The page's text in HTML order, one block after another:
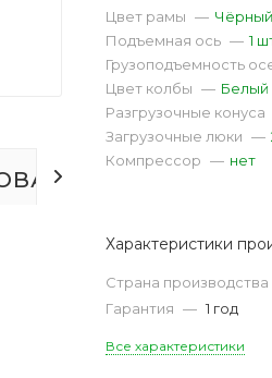
Цвет рамы — Чёрный
Подъемная ось — 1
Грузоподъемность
Цвет колбы — Белый
Разгрузочные конуса
Загрузочные люки —
Компрессор — нет
Характеристики
Страна производства
Гарантия — 1 год
Все характеристики